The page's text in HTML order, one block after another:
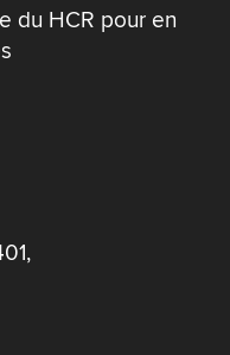
du HCR pour en